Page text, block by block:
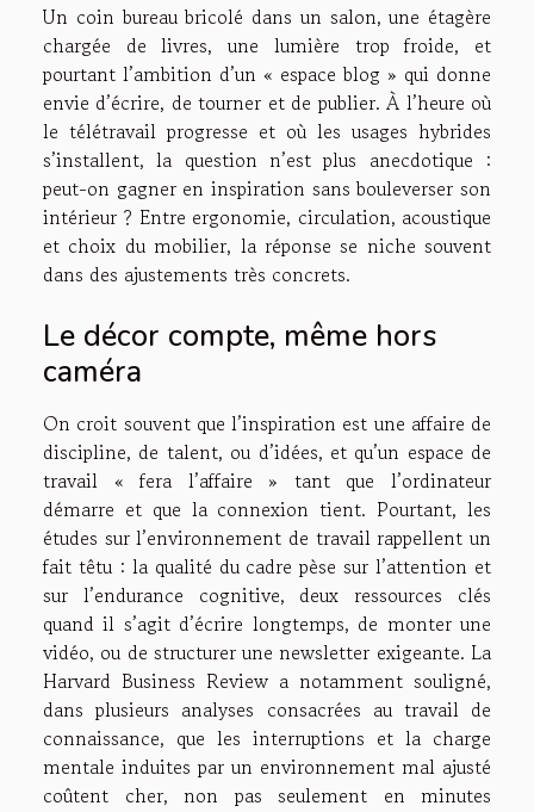
Un coin bureau bricolé dans un salon, une étagère
chargée de livres, une lumière trop froide, et
pourtant l’ambition d’un « espace blog » qui donne
envie d’écrire, de tourner et de publier. À l’heure où
le télétravail progresse et où les usages hybrides
s’installent, la question n’est plus anecdotique :
peut-on gagner en inspiration sans bouleverser son
intérieur ? Entre ergonomie, circulation, acoustique
et choix du mobilier, la réponse se niche souvent
dans des ajustements très concrets.
Le décor compte, même hors
caméra
On croit souvent que l’inspiration est une affaire de
discipline, de talent, ou d’idées, et qu’un espace de
travail « fera l’affaire » tant que l’ordinateur
démarre et que la connexion tient. Pourtant, les
études sur l’environnement de travail rappellent un
fait têtu : la qualité du cadre pèse sur l’attention et
sur l’endurance cognitive, deux ressources clés
quand il s’agit d’écrire longtemps, de monter une
vidéo, ou de structurer une newsletter exigeante. La
Harvard Business Review a notamment souligné,
dans plusieurs analyses consacrées au travail de
connaissance, que les interruptions et la charge
mentale induites par un environnement mal ajusté
coûtent cher, non pas seulement en minutes